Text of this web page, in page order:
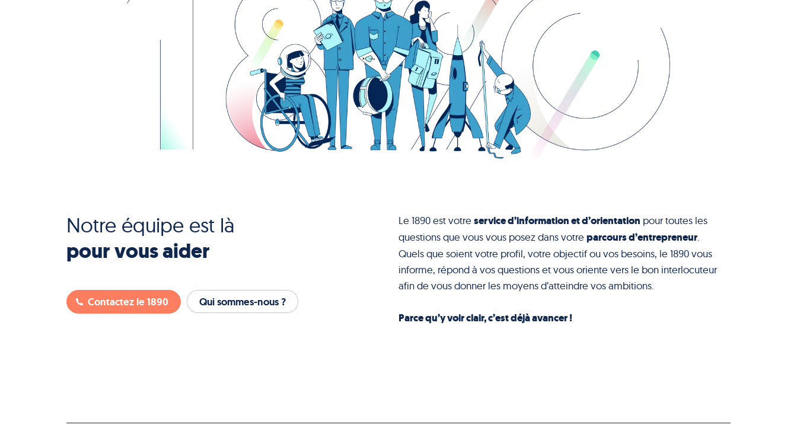
Notre équipe est là
pour vous aider
Contactez le 1890 Qui sommes-nous ?
Le 1890 est votre service d’information et d’orientation pour toutes les
questions que vous vous posez dans votre parcours d’entrepreneur
Quels que soient votre profil, votre objectif ou vos besoins, le 1890 vous
informe, répond à vos questions et vous oriente vers le bon interlocuteur
afin de vous donner les moyens d’atteindre vos ambitions.
Parce qu’y voir clair, c’est déjà avancer !